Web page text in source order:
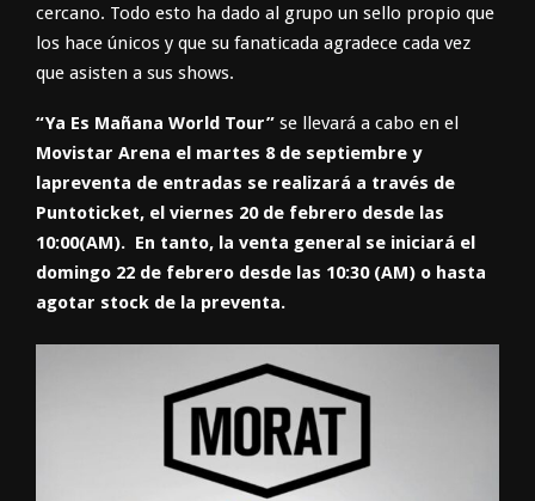
cercano. Todo esto ha dado al grupo un sello propio que
los hace únicos y que su fanaticada agradece cada vez
que asisten a sus shows.
“Ya Es Mañana World Tour” se llevará a cabo en el
Movistar Arena el martes 8 de septiembre y
lapreventa de entradas se realizará a través de
Puntoticket, el viernes 20 de febrero desde las
10:00(AM). En tanto, la venta general se iniciará el
domingo 22 de febrero desde las 10:30 (AM) o hasta
agotar stock de la preventa.